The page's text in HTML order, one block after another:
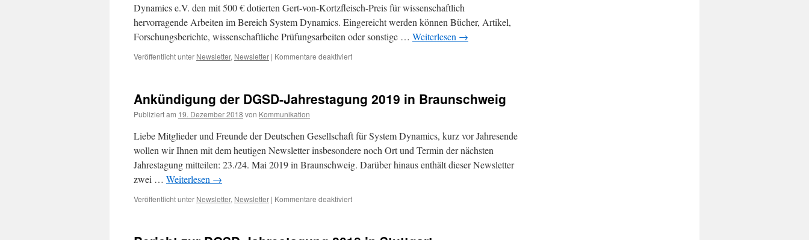
Dynamics e.V. den mit 500 € dotierten Gert-von-Kortzfleisch-Preis für wissenschaftlich
hervorragende Arbeiten im Bereich System Dynamics. Eingereicht werden können Bücher, Artikel,
Forschungsberichte, wissenschaftliche Prüfungsarbeiten oder sonstige … Weiterlesen →
Veröffentlicht unter Newsletter, Newsletter | Kommentare deaktiviertfür
Preis
2019:
zum
Einreichen
von
Arbeiten
31.
Ankündigung der DGSD-Jahrestagung 2019 in Braunschweig
Publiziert am 19. Dezember 2018 von Kommunikation
Liebe Mitglieder und Freunde der Deutschen Gesellschaft für System Dynamics, kurz vor Jahresende
wollen wir Ihnen mit dem heutigen Newsletter insbesondere noch Ort und Termin der nächsten
Jahrestagung mitteilen: 23./24. Mai 2019 in Braunschweig. Darüber hinaus enthält dieser Newsletter
zwei … Weiterlesen →
Veröffentlicht unter Newsletter, Newsletter | Kommentare deaktiviertfür